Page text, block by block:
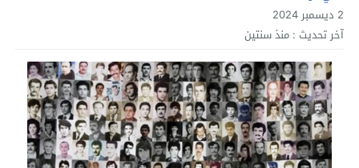
2 ديسمبر 2024
آخر تحديث : منذ سنتين